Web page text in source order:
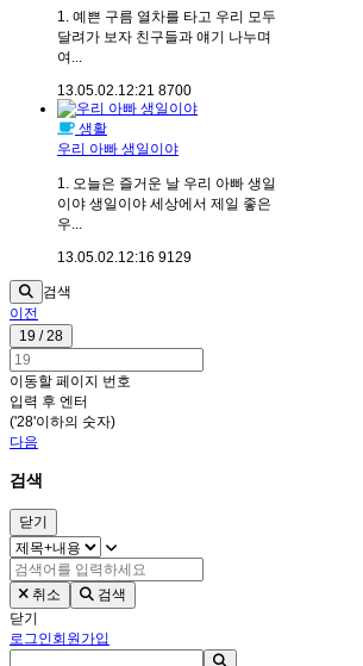
1. 예쁜 구름 열차를 타고 우리 모두
달려가 보자 친구들과 얘기 나누며
여...
13.05.02.12:21 8700
생활
우리 아빠 생일이야
1. 오늘은 즐거운 날 우리 아빠 생일
이야 생일이야 세상에서 제일 좋은
우...
13.05.02.12:16 9129
검색
이전
19 / 28
이동할 페이지 번호
입력 후 엔터
('28'이하의 숫자)
다음
검색
닫기
취소
검색
닫기
로그인회원가입